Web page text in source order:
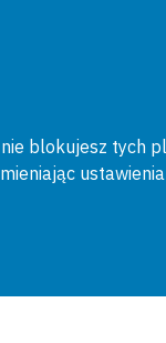
blokujesz tych